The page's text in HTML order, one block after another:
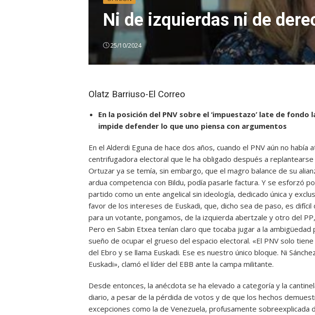
Ni de izquierdas ni de
25/10/2024
Olatz Barriuso-El Correo
En la posición del PNV sobre el ‘impuestazo’ late de
impide defender lo que uno piensa con argumentos
En el Alderdi Eguna de hace dos años, cuando el PNV aún no había
centrifugadora electoral que le ha obligado después a
Ortuzar ya se temía, sin embargo, que el magro balance de su
ardua competencia con Bildu, podía pasarle factura. Y se esforzó
partido como un ente angelical sin ideología, dedicado única y
favor de los intereses de Euskadi, que, dicho sea de paso, es difícil
para un votante, pongamos, de la izquierda abertzale y otro del
Pero en Sabin Etxea tenían claro que tocaba jugar a la ambigüedad
sueño de ocupar el grueso del espacio electoral. «El PNV solo
del Ebro y se llama Euskadi. Ese es nuestro único bloque. Ni
Euskadi», clamó el líder del EBB ante la campa militante.
Desde entonces, la anécdota se ha elevado a categoría y la
diario, a pesar de la pérdida de votos y de que los hechos
excepciones como la de Venezuela, profusamente sobreexplicada